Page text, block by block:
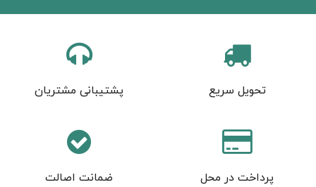
تحویل سریع پشتیبانی مشتریان
پرداخت در محل ضمانت اصالت